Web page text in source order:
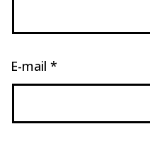
E-mail *